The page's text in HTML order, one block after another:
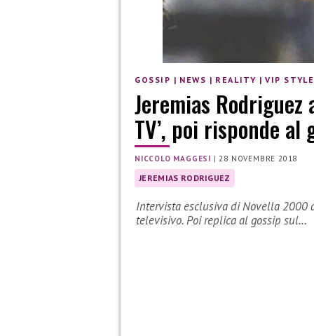
GOSSIP | NEWS | REALITY |VIP STYLE
Jeremias
TV’, poi risponde
NICCOLO MAGGESI |28 NOVEMBRE 2018
JEREMIAS RODRIGUEZ
Intervista esclusiva di Novella 2000
televisivo. Poi replica al gossip sul…